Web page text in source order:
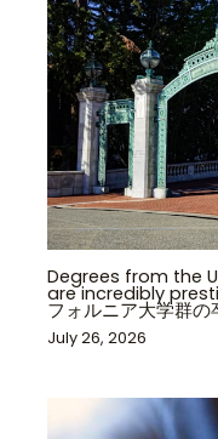
Degrees from the
are incredibly
フォルニア大学群の
July 26, 2026